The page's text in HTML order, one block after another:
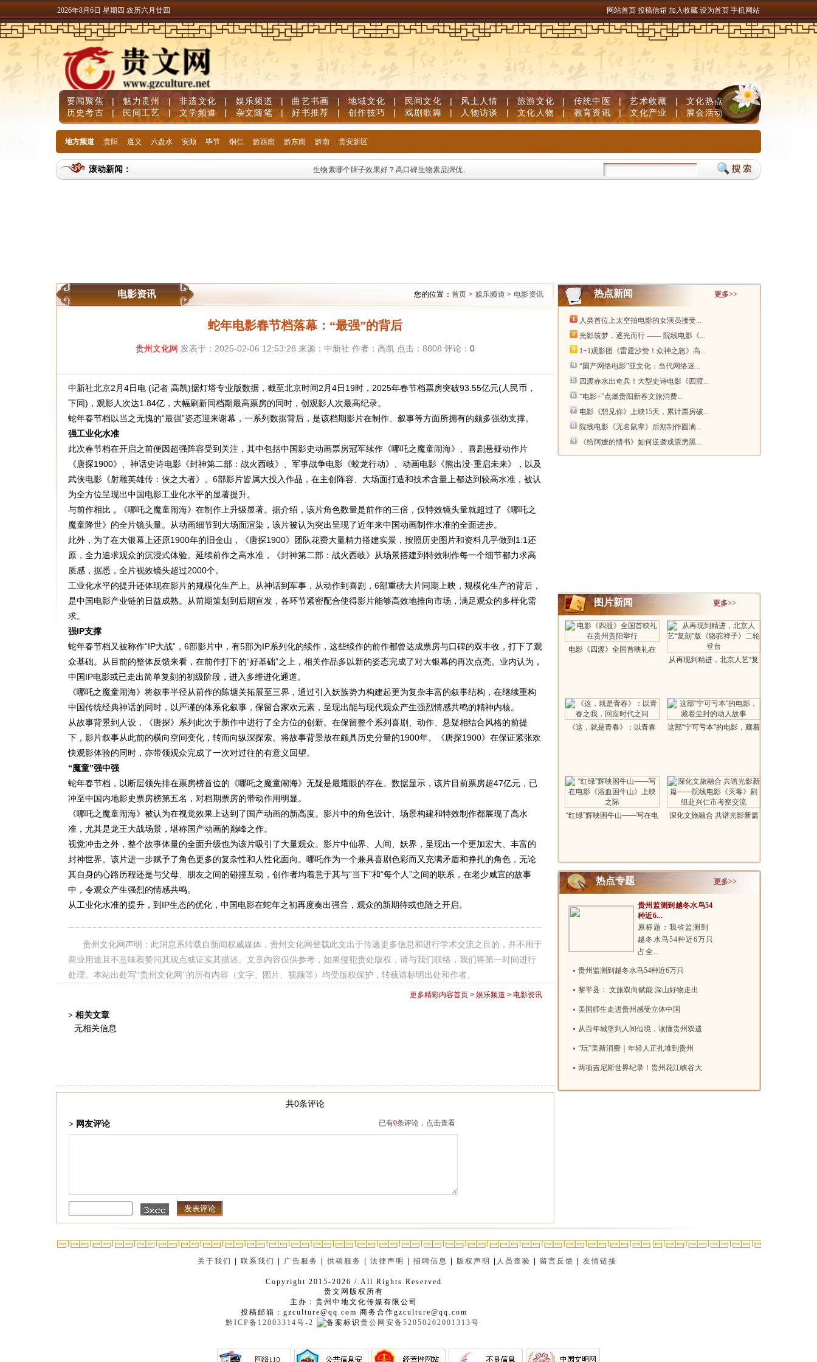
2026年8月6日 星期四 农历六月廿四 网站首页 投稿信箱 加入收藏 设为首页 手机网站
要闻聚焦 | 魅力贵州 | 非遗文化 | 娱乐频道 | 曲艺书画 | 地域文化 | 民间文化 | 风土人情 | 旅游文化 | 传统中医 | 艺术收藏 | 文化热点
历史考古
| 民间工艺 | 文学频道 | 杂文随笔 | 好书推荐 | 创作技巧 | 戏剧歌舞 | 人物访谈 | 文化人物 | 教育资讯 | 文化产业 | 展会活动
地方频道 贵阳 遵义 六盘水 安顺 毕节 铜仁 黔西南 黔东南 黔南 贵安新区
滚动新闻： 生物素哪个牌子效果好？高口碑生物素品牌优质榜单，足量维生素B族固发防脱清白发 儿童补脑产品如何挑选？DHA补脑品牌严选榜单，神经酸磷脂酰丝
电影资讯 您的位置： 首页 > 娱乐频道 > 电影资讯
蛇年电影春节档落幕：“最强”的背后
贵州文化网 发表于：2025-02-06 12:53:28 来源：中新社 作者：高凯 点击： 8808 评论： 0
中新社北京2月4日电 (记者 高凯)据灯塔专业版数据，截至北京时间2月4日19时，2025年春节档票房突破93.55亿元(人民币，
下同)，观影人次达1.84亿，大幅刷新同档期最高票房的同时，创观影人次最高纪录。
蛇年春节档以当之无愧的“最强”姿态迎来谢幕，一系列数据背后，是该档期影片在制作、叙事等方面所拥有的颇多强劲支撑。
强工业化水准
此次春节档在开启之前便因超强阵容受到关注，其中包括中国影史动画票房冠军续作《哪吒之魔童闹海》、喜剧悬疑动作片
《唐探1900》、神话史诗电影《封神第二部：战火西岐》、军事战争电影《蛟龙行动》、动画电影《熊出没·重启未来》，以及
武侠电影《射雕英雄传：侠之大者》。6部影片皆属大投入作品，在主创阵容、大场面打造和技术含量上都达到较高水准，被认
为全方位呈现出中国电影工业化水平的显著提升。
与前作相比，《哪吒之魔童闹海》在制作上升级显著。据介绍，该片角色数量是前作的三倍，仅特效镜头量就超过了《哪吒之
魔童降世》的全片镜头量。从动画细节到大场面渲染，该片被认为突出呈现了近年来中国动画制作水准的全面进步。
此外，为了在大银幕上还原1900年的旧金山，《唐探1900》团队花费大量精力搭建实景，按照历史图片和资料几乎做到1:1还
原，全力追求观众的沉浸式体验。延续前作之高水准，《封神第二部：战火西岐》从场景搭建到特效制作每一个细节都力求高
质感，据悉，全片视效镜头超过2000个。
工业化水平的提升还体现在影片的规模化生产上。从神话到军事，从动作到喜剧，6部重磅大片同期上映，规模化生产的背后，
是中国电影产业链的日益成熟。从前期策划到后期宣发，各环节紧密配合使得影片能够高效地推向市场，满足观众的多样化需
求。
强IP支撑
蛇年春节档又被称作“IP大战”，6部影片中，有5部为IP系列化的续作，这些续作的前作都曾达成票房与口碑的双丰收，打下了观
众基础。从目前的整体反馈来看，在前作打下的“好基础”之上，相关作品多以新的姿态完成了对大银幕的再次点亮。业内认为，
中国IP电影或已走出简单复刻的初级阶段，进入多维进化通道。
《哪吒之魔童闹海》将叙事半径从前作的陈塘关拓展至三界，通过引入妖族势力构建起更为复杂丰富的叙事结构，在继续重构
中国传统经典神话的同时，以严谨的体系化叙事，保留合家欢元素，呈现出能与现代观众产生强烈情感共鸣的精神内核。
从故事背景到人设，《唐探》系列此次于新作中进行了全方位的创新。在保留整个系列喜剧、动作、悬疑相结合风格的前提
下，影片叙事从此前的横向空间变化，转而向纵深探索。将故事背景放在颇具历史分量的1900年。《唐探1900》在保证紧张欢
快观影体验的同时，亦带领观众完成了一次对过往的有意义回望。
“魔童”强中强
蛇年春节档，以断层领先排在票房榜首位的《哪吒之魔童闹海》无疑是最耀眼的存在。数据显示，该片目前票房超47亿元，已
冲至中国内地影史票房榜第五名，对档期票房的带动作用明显。
《哪吒之魔童闹海》被认为在视觉效果上达到了国产动画的新高度。影片中的角色设计、场景构建和特效制作都展现了高水
准，尤其是龙王大战场景，堪称国产动画的巅峰之作。
视觉冲击之外，整个故事体量的全面升级也为该片吸引了大量观众。影片中仙界、人间、妖界，呈现出一个更加宏大、丰富的
封神世界。该片进一步赋予了角色更多的复杂性和人性化面向。哪吒作为一个兼具喜剧色彩而又充满矛盾和挣扎的角色，无论
其自身的心路历程还是与父母、朋友之间的碰撞互动，创作者均着意于其与“当下”和“每个人”之间的联系，在老少咸宜的故事
中，令观众产生强烈的情感共鸣。
从工业化水准的提升，到IP生态的优化，中国电影在蛇年之初再度奏出强音，观众的新期待或也随之开启。
贵州文化网声明：此消息系转载自新闻权威媒体，贵州文化网登载此文出于传递更多信息和进行学术交流之目的，并不用于
商业用途且不意味着赞同其观点或证实其描述。文章内容仅供参考，如果侵犯贵处版权，请与我们联络，我们将第一时间进行
处理。本站出处写“贵州文化网”的所有内容（文字、图片、视频等）均受版权保护，转载请标明出处和作者。
更多精彩内容首页 > 娱乐频道 > 电影资讯
> 相关文章
无相关信息
共0条评论
> 网友评论 已有0条评论，点击查看
热点新闻 更多>>
人类首位上太空拍电影的女演员接受...
光影筑梦，逐光而行 —— 院线电影《...
1+1观影团《雷霆沙赞！众神之怒》高...
“国产网络电影”亚文化：当代网络迷...
四渡赤水出奇兵！大型史诗电影《四渡...
“电影+”点燃贵阳新春文旅消费...
电影《想见你》上映15天，累计票房破...
院线电影《无名鼠辈》后期制作圆满...
《给阿嬷的情书》如何逆袭成票房黑...
图片新闻 更多>>
电影《四渡》全国首映礼在
从再现到精进，北京人艺“复
《这，就是青春》：以青春
这部“宁可亏本”的电影，藏着
“红绿”辉映困牛山——写在电
深化文旅融合 共谱光影新篇
热点专题 更多>>
贵州监测到越冬水鸟54
种近6...
原标题：我省监测到
越冬水鸟54种近6万只
占全..
贵州监测到越冬水鸟54种近6万只
黎平县： 文旅双向赋能 深山好物走出
美国师生走进贵州感受立体中国
从百年城堡到人间仙境，读懂贵州双遗
“玩”美新消费｜年轻人正扎堆到贵州
两项吉尼斯世界纪录！贵州花江峡谷大
关于我们 联系我们 广告服务 供稿服务 法律声明 招聘信息 版权声明 人员查验 留言反馈 友情链接
Copyright 2015-2026 /.All Rights Reserved
贵文网版权所有
主办：贵州中地文化传媒有限公司
投稿邮箱：gzculture@qq.com 商务合作gzculture@qq.com
黔ICP备12003314号-2
贵公网安备52050202001313号